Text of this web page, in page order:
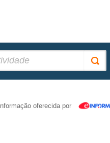
Informação oferecida por